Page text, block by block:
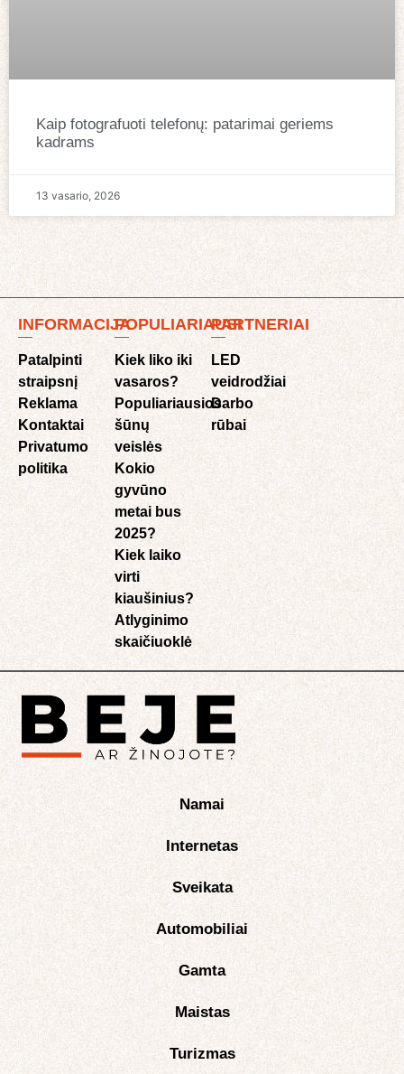
Kaip fotografuoti telefonų: patarimai geriems
kadrams
13 vasario, 2026
INFORMACIJA
Patalpinti
straipsnį
Reklama
Kontaktai
Privatumo
politika
POPULIARIAUSI
Kiek liko iki
vasaros?
Populiariausios
šūnų
veislės
Kokio
gyvūno
metai bus
2025?
Kiek laiko
virti
kiaušinius?
Atlyginimo
skaičiuoklė​
PARTNERIAI
LED
veidrodžiai
Darbo
rūbai
Namai
Internetas
Sveikata
Automobiliai
Gamta
Maistas
Turizmas